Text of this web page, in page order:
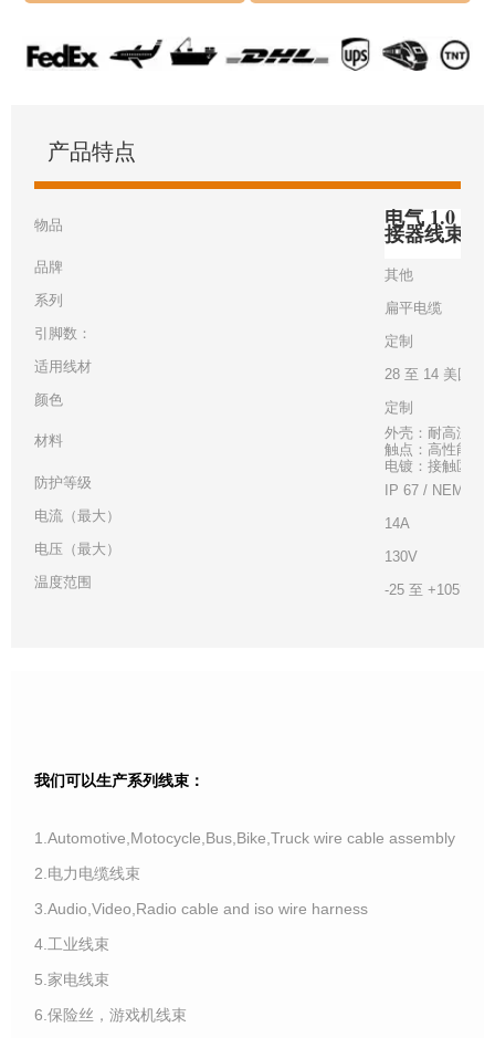
产品特点
物品 电气 1.0 毫
接器线束
品牌
其他
系列
扁平电缆
引脚数：
定制
适用线材
28 至 14 美国线
颜色
定制
材料
外壳：耐高温白
触点：高性能铜
电镀：接触区 -
防护等级
IP 67 / NEMA 6P
电流（最大）
14A
电压（最大）
130V
温度范围
-25 至 +105°C
我们可以生产系列线束：
1.Automotive,Motocycle,Bus,Bike,Truck wire cable assembly
2.电力电缆线束
3.Audio,Video,Radio cable and iso wire harness
4.工业线束
5.家电线束
6.保险丝，游戏机线束